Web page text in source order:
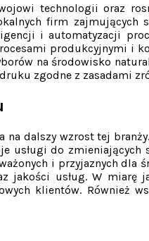
technologii oraz
firm
i automatyzacji
produkcyjnymi i
na środowisko
zgodne z zasadami
dalszy wzrost tej
do
i przyjaznych dla
jakości usług. W
klientów. Również